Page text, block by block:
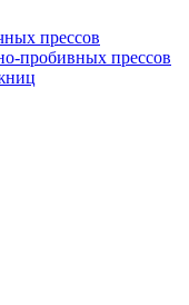
прессов
пробивных прессов